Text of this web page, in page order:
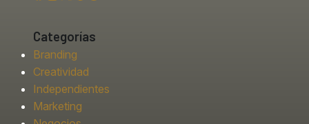
Categorías
Branding
Creatividad
Independientes
Marketing